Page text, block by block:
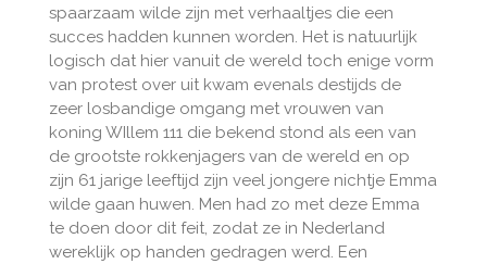
spaarzaam wilde zijn met verhaaltjes die een
succes hadden kunnen worden. Het is natuurlijk
logisch dat hier vanuit de wereld toch enige vorm
van protest over uit kwam evenals destijds de
zeer losbandige omgang met vrouwen van
koning WIllem 111 die bekend stond als een van
de grootste rokkenjagers van de wereld en op
zijn 61 jarige leeftijd zijn veel jongere nichtje Emma
wilde gaan huwen. Men had zo met deze Emma
te doen door dit feit, zodat ze in Nederland
wereklijk op handen gedragen werd. Een